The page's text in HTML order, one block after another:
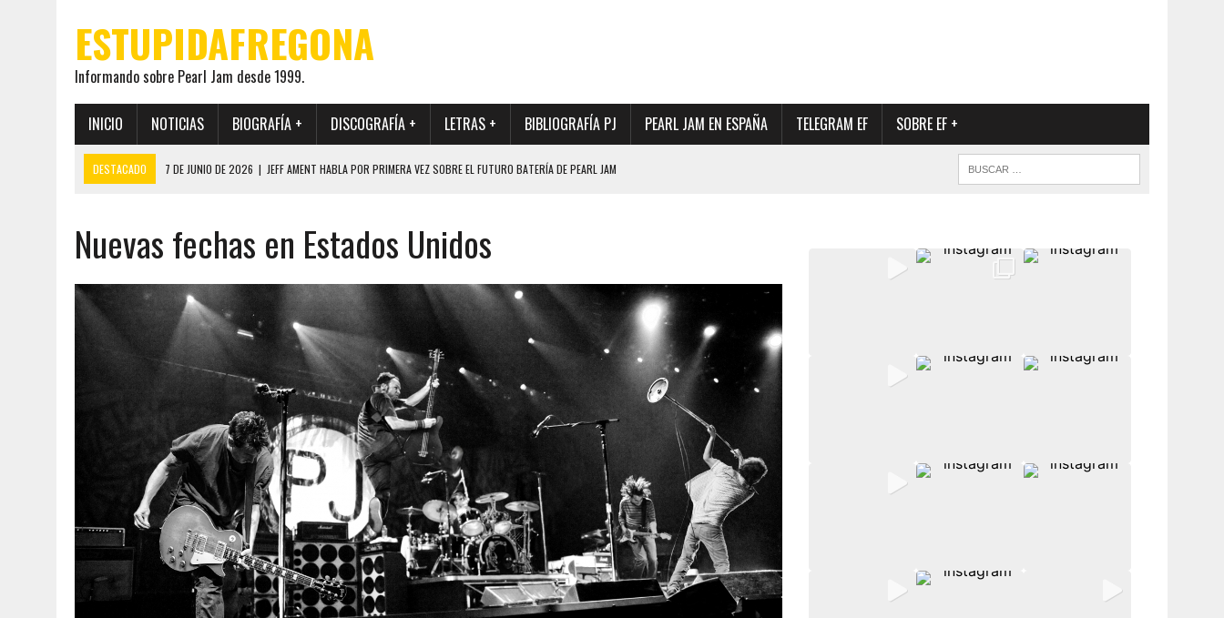
ESTUPIDAFREGONA
Informando sobre Pearl Jam desde 1999.
INICIO NOTICIAS BIOGRAFÍA + DISCOGRAFÍA + LETRAS + BIBLIOGRAFÍA PJ PEARL JAM EN ESPAÑA TELEGRAM EF SOBRE EF +
DESTACADO 7 DE JUNIO DE 2026 | JEFF AMENT HABLA POR PRIMERA VEZ SOBRE EL FUTURO BATERÍA DE PEARL JAM
19 DE MAYO DE 2026
EL ENCUENTRO ENTRE NEIL YOUNG Y PEARL JAM QUE MARCÓ LOS 90, DE NUEVO EN VINILO.
12 DE MAYO DE 2026
| PEARL JAM REAPARECEN EN OHANA 2026 EN MEDIO DE LA INCERTIDUMBRE SOBRE SU FUTURA FORMACIÓN
28 DE JULIO DE 2026 | JEFF AMENT PUBLICA SINCE FOREVER, UN LIBRO CON FOTOGRAFÍAS INÉDITAS DE LA HISTORIA DE PEARL JAM
Nuevas fechas en Estados Unidos